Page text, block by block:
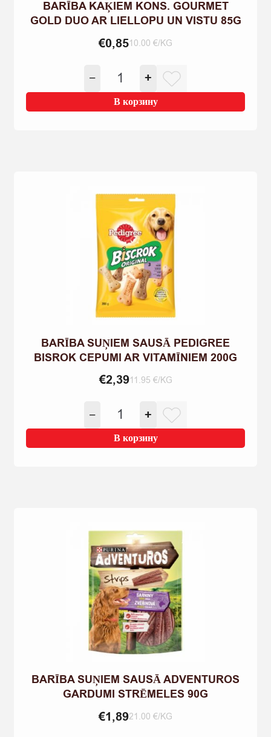
BARĪBA KAĶIEM KONS. GOURMET
GOLD DUO AR LIELLOPU UN VISTU 85G
€0,8510.00 €/KG
−
Количество
товара
BARĪBA
KAĶIEM
LIELLOPU
UN
VISTU
85G
+
В корзину
BARĪBA SUŅIEM SAUSĀ PEDIGREE
BISROK CEPUMI AR VITAMĪNIEM 200G
€2,3911.95 €/KG
−
Количество
товара
BARĪBA
SUŅIEM
VITAMĪNIEM
200G
+
В корзину
BARĪBA SUŅIEM SAUSĀ ADVENTUROS
GARDUMI STRĒMELES 90G
€1,8921.00 €/KG